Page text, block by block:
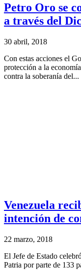
Petro Oro se
a través del
30 abril, 2018
Con estas acciones el
protección a la
contra la soberanía del...
Venezuela
intención de
22 marzo, 2018
El Jefe de Estado
Patria por parte de 133